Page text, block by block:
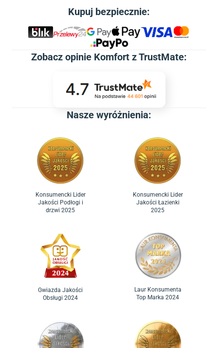
Kupuj bezpiecznie:
Zobacz opinie Komfort z TrustMate:
Nasze wyróżnienia:
Konsumencki Lider
Jakości Podłogi i
drzwi 2025
Konsumencki Lider
Jakości Łazienki
2025
Gwiazda Jakości
Obsługi 2024
Laur Konsumenta
Top Marka 2024